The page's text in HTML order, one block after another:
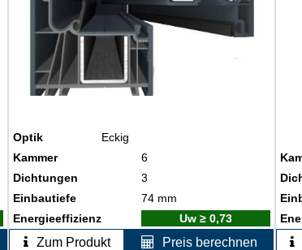
Optik
Eckig
Kammer
6
Dichtungen
3
Einbautiefe
74 mm
Energieeffizienz
Uw ≥ 0,73
Zum Produkt Preis berechnen